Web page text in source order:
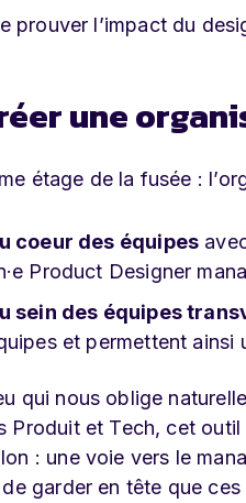
prouver l’impact du
une
étage de la fusée :
coeur des équipes
Product Designer
sein des équipes
et permettent ainsi
qui nous oblige
Produit et Tech, cet
: une voie vers le
garder en tête que